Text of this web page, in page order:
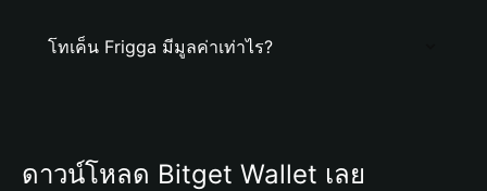
โทเค็น Frigga มีมูลค่าเท่าไร?
ดาวน์โหลด Bitget Wallet เลย